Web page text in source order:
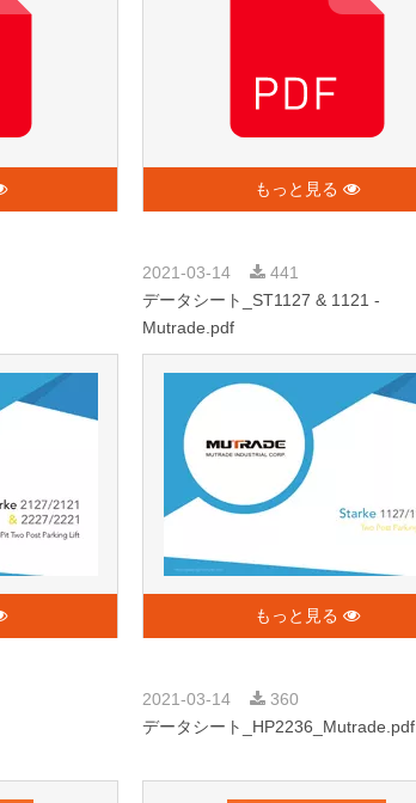
もっと見る
2021-03-14
441
データシート_ST1127 & 1121 -
Mutrade.pdf
もっと見る
2021-03-14
360
データシート_HP2236_Mutrade.pdf